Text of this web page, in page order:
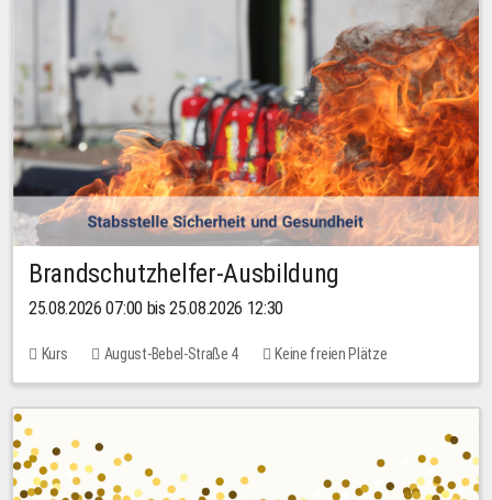
Brandschutzhelfer-Ausbildung
25.08.2026 07:00 bis 25.08.2026 12:30
Kurs August-Bebel-Straße 4 Keine freien Plätze